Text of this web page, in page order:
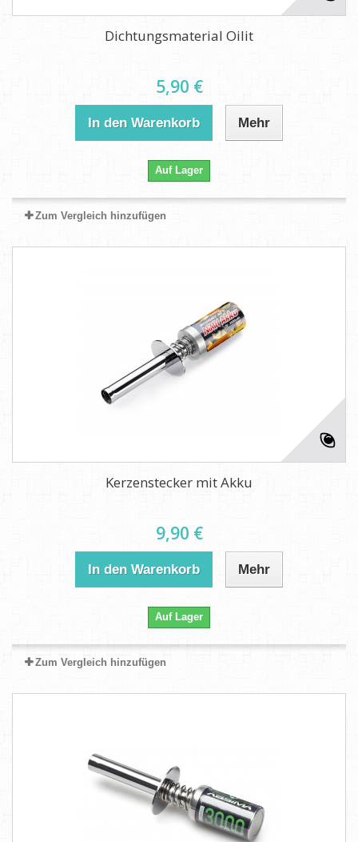
Dichtungsmaterial Oilit
5,90 €
In den Warenkorb Mehr
Auf Lager
Zum Vergleich hinzufügen
Kerzenstecker mit Akku
9,90 €
In den Warenkorb Mehr
Auf Lager
Zum Vergleich hinzufügen